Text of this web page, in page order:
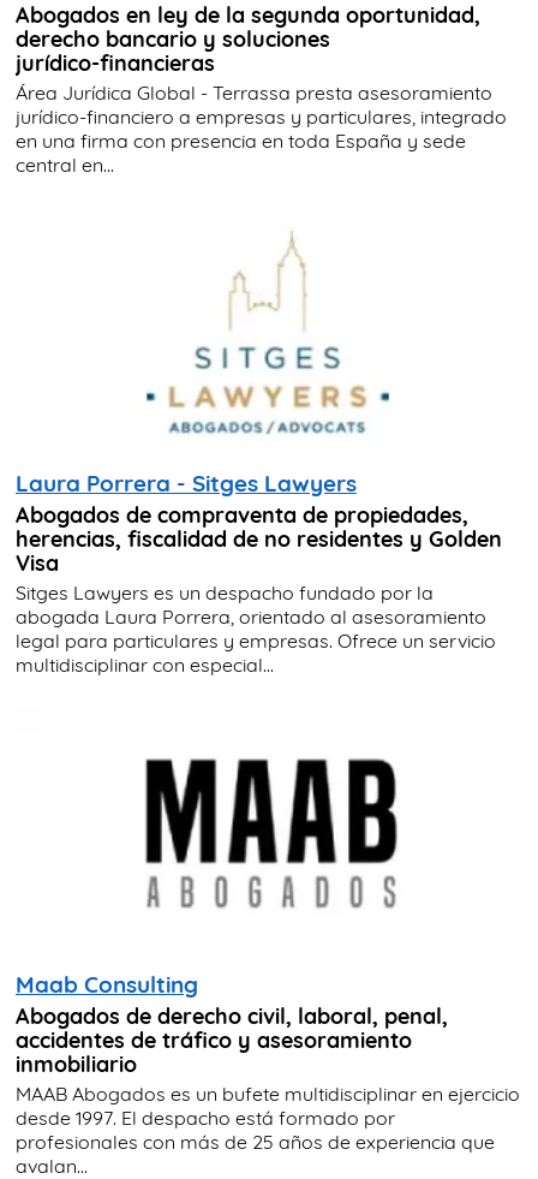
Abogados en ley de la segunda oportunidad,
derecho bancario y soluciones
jurídico‑financieras
Área Jurídica Global - Terrassa presta asesoramiento
jurídico‑financiero a empresas y particulares, integrado
en una firma con presencia en toda España y sede
central en...
Laura Porrera - Sitges Lawyers
Abogados de compraventa de propiedades,
herencias, fiscalidad de no residentes y Golden
Visa
Sitges Lawyers es un despacho fundado por la
abogada Laura Porrera, orientado al asesoramiento
legal para particulares y empresas. Ofrece un servicio
multidisciplinar con especial...
Maab Consulting
Abogados de derecho civil, laboral, penal,
accidentes de tráfico y asesoramiento
inmobiliario
MAAB Abogados es un bufete multidisciplinar en ejercicio
desde 1997. El despacho está formado por
profesionales con más de 25 años de experiencia que
avalan...